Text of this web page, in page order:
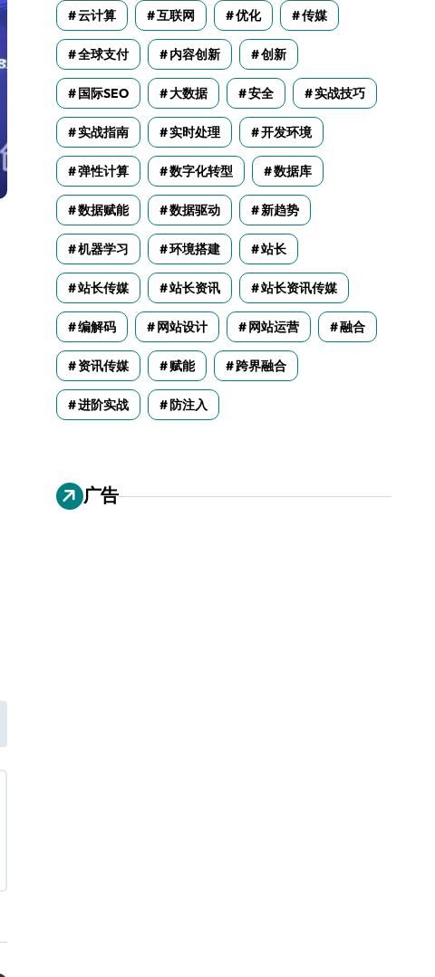
云计算 互联网 优化 传媒
全球支付 内容创新 创新
国际SEO 大数据 安全 实战技巧
实战指南 实时处理 开发环境
弹性计算 数字化转型 数据库
数据赋能 数据驱动 新趋势
机器学习 环境搭建 站长
站长传媒 站长资讯 站长资讯传媒
编解码 网站设计 网站运营 融合
资讯传媒 赋能 跨界融合
进阶实战 防注入
广告